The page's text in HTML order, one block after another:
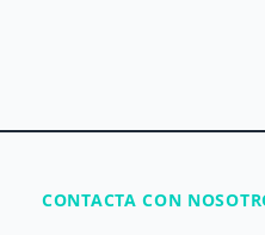
CONTACTA CON